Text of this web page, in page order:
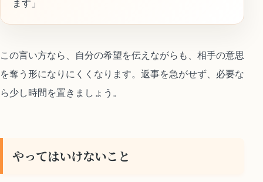
ます」
この言い方なら、自分の希望を伝えながらも、相手の意思
を奪う形になりにくくなります。返事を急がせず、必要な
ら少し時間を置きましょう。
やってはいけないこと